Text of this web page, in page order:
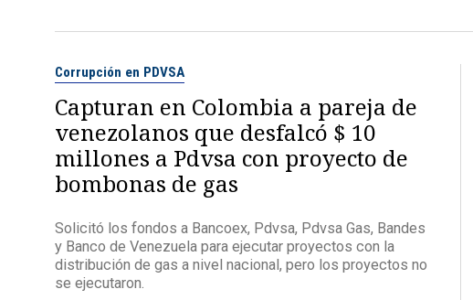
Corrupción en PDVSA
Capturan en Colombia a pareja de
venezolanos que desfalcó $ 10
millones a Pdvsa con proyecto de
bombonas de gas
Solicitó los fondos a Bancoex, Pdvsa, Pdvsa Gas, Bandes
y Banco de Venezuela para ejecutar proyectos con la
distribución de gas a nivel nacional, pero los proyectos no
se ejecutaron.